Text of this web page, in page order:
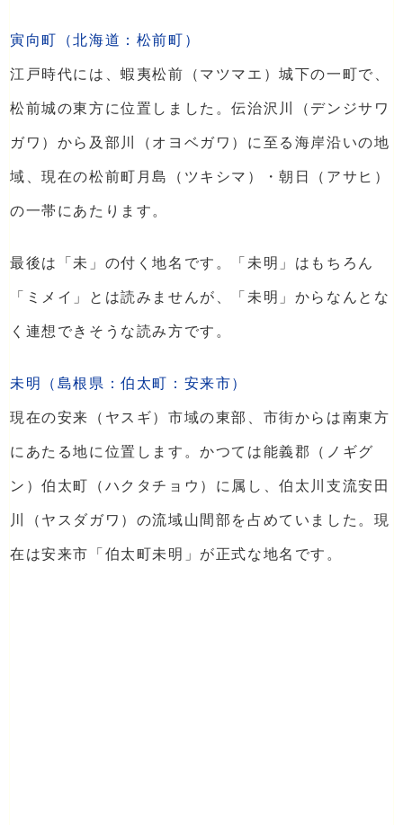
寅向町（北海道：松前町）
江戸時代には、蝦夷松前（マツマエ）城下の一町で、
松前城の東方に位置しました。伝治沢川（デンジサワ
ガワ）から及部川（オヨベガワ）に至る海岸沿いの地
域、現在の松前町月島（ツキシマ）・朝日（アサヒ）
の一帯にあたります。
最後は「未」の付く地名です。「未明」はもちろん
「ミメイ」とは読みませんが、「未明」からなんとな
く連想できそうな読み方です。
未明（島根県：伯太町：安来市）
現在の安来（ヤスギ）市域の東部、市街からは南東方
にあたる地に位置します。かつては能義郡（ノギグ
ン）伯太町（ハクタチョウ）に属し、伯太川支流安田
川（ヤスダガワ）の流域山間部を占めていました。現
在は安来市「伯太町未明」が正式な地名です。